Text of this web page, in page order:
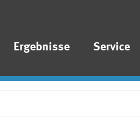
Ergebnisse Service